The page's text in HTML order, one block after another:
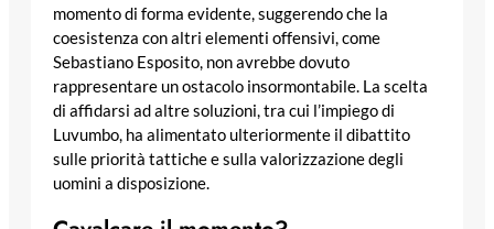
momento di forma evidente, suggerendo che la
coesistenza con altri elementi offensivi, come
Sebastiano Esposito, non avrebbe dovuto
rappresentare un ostacolo insormontabile. La scelta
di affidarsi ad altre soluzioni, tra cui l’impiego di
Luvumbo, ha alimentato ulteriormente il dibattito
sulle priorità tattiche e sulla valorizzazione degli
uomini a disposizione.